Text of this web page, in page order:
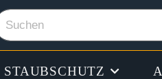
STAUBSCHUTZ